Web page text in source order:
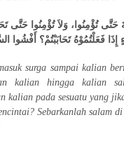
حَتَّى تُؤْمِنُوا، وَلاَ تُؤْمِنُوا حَتَّى
فَعَلْتُمُوْهُ تَحَابَبْتُمْ؟ أَفْشُوا
surga sampai kalian
kalian hingga kalian
kalian pada sesuatu yang
Sebarkanlah salam